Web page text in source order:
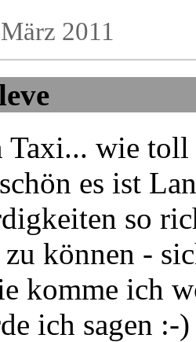
2011
Taxi... wie toll
es ist
so
können -
komme ich
ich sagen :-)